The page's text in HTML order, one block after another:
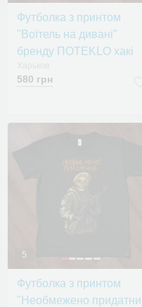
Футболка з принтом
"Воїтель на дивані"
бренду ПOTEKLO хакі
580 грн
5
Футболка з принтом
"Необмежено